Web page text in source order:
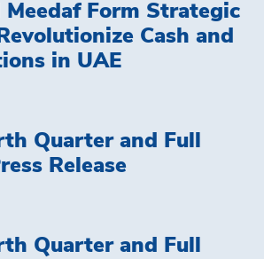
Meedaf Form Strategic
Cash and
in UAE
Quarter and Full
Release
Quarter and Full